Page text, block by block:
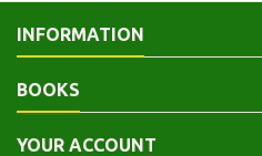
INFORMATION
BOOKS
YOUR ACCOUNT